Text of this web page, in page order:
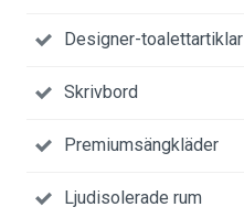
Designer-toalettartiklar
Skrivbord
Premiumsängkläder
Ljudisolerade rum